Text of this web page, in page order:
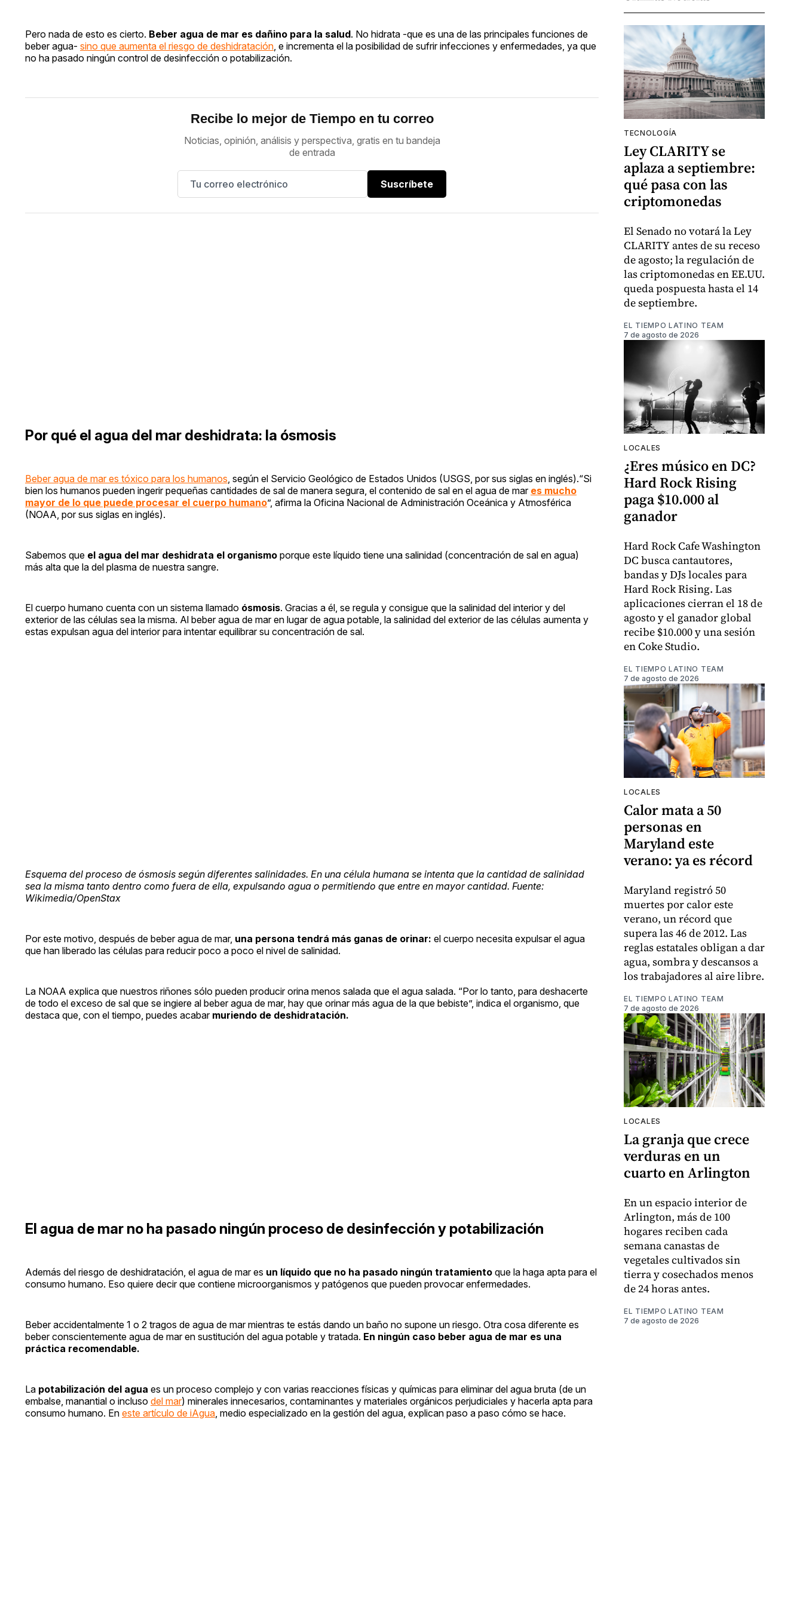
Pero nada de esto es cierto. Beber agua de mar es dañino para la salud. No hidrata -que es una de las principales funciones de
beber agua- sino que aumenta el riesgo de deshidratación , e incrementa el la posibilidad de sufrir infecciones y enfermedades, ya que
no ha pasado ningún control de desinfección o potabilización.
Recibe lo mejor de Tiempo en tu correo
Noticias, opinión, análisis y perspectiva, gratis en tu bandeja
de entrada
Suscríbete
Por qué el agua del mar deshidrata: la ósmosis
Beber agua de mar es tóxico para los humanos , según el Servicio Geológico de Estados Unidos (USGS, por sus siglas en inglés).“Si
bien los humanos pueden ingerir pequeñas cantidades de sal de manera segura, el contenido de sal en el agua de mar es mucho
mayor de lo que puede procesar el cuerpo humano”, afirma la Oficina Nacional de Administración Oceánica y Atmosférica
(NOAA, por sus siglas en inglés).
Sabemos que el agua del mar deshidrata el organismo porque este líquido tiene una salinidad (concentración de sal en agua)
más alta que la del plasma de nuestra sangre.
El cuerpo humano cuenta con un sistema llamado ósmosis. Gracias a él, se regula y consigue que la salinidad del interior y del
exterior de las células sea la misma. Al beber agua de mar en lugar de agua potable, la salinidad del exterior de las células aumenta y
estas expulsan agua del interior para intentar equilibrar su concentración de sal.
Esquema del proceso de ósmosis según diferentes salinidades. En una célula humana se intenta que la cantidad de salinidad
sea la misma tanto dentro como fuera de ella, expulsando agua o permitiendo que entre en mayor cantidad. Fuente:
Wikimedia/OpenStax
Por este motivo, después de beber agua de mar, una persona tendrá más ganas de orinar: el cuerpo necesita expulsar el agua
que han liberado las células para reducir poco a poco el nivel de salinidad.
La NOAA explica que nuestros riñones sólo pueden producir orina menos salada que el agua salada. “Por lo tanto, para deshacerte
de todo el exceso de sal que se ingiere al beber agua de mar, hay que orinar más agua de la que bebiste”, indica el organismo, que
destaca que, con el tiempo, puedes acabarmuriendo de deshidratación.
El agua de mar no ha pasado ningún proceso de desinfección y potabilización
Además del riesgo de deshidratación, el agua de mar es un líquido que no ha pasado ningún tratamiento que la haga apta para el
consumo humano. Eso quiere decir que contiene microorganismos y patógenos que pueden provocar enfermedades.
Beber accidentalmente 1 o 2 tragos de agua de mar mientras te estás dando un baño no supone un riesgo. Otra cosa diferente es
beber conscientemente agua de mar en sustitución del agua potable y tratada. En ningún caso beber agua de mar es una
práctica recomendable.
La potabilización del agua es un proceso complejo y con varias reacciones físicas y químicas para eliminar del agua bruta (de un
embalse, manantial o incluso del mar) minerales innecesarios, contaminantes y materiales orgánicos perjudiciales y hacerla apta para
consumo humano. En este artículo de iAgua , medio especializado en la gestión del agua, explican paso a paso cómo se hace.
TECNOLOGÍA
Ley CLARITY se
aplaza a septiembre:
qué pasa con las
criptomonedas
El Senado no votará la Ley
CLARITY antes de su receso
de agosto; la regulación de
las criptomonedas en EE.UU.
queda pospuesta hasta el 14
de septiembre.
EL TIEMPO LATINO TEAM
7 de agosto de 2026
LOCALES
¿Eres músico en DC?
Hard Rock Rising
paga $10.000 al
ganador
Hard Rock Cafe Washington
DC busca cantautores,
bandas y DJs locales para
Hard Rock Rising. Las
aplicaciones cierran el 18 de
agosto y el ganador global
recibe $10.000 y una sesión
en Coke Studio.
EL TIEMPO LATINO TEAM
7 de agosto de 2026
LOCALES
Calor mata a 50
personas en
Maryland este
verano: ya es récord
Maryland registró 50
muertes por calor este
verano, un récord que
supera las 46 de 2012. Las
reglas estatales obligan a dar
agua, sombra y descansos a
los trabajadores al aire libre.
EL TIEMPO LATINO TEAM
7 de agosto de 2026
LOCALES
La granja que crece
verduras en un
cuarto en Arlington
En un espacio interior de
Arlington, más de 100
hogares reciben cada
semana canastas de
vegetales cultivados sin
tierra y cosechados menos
de 24 horas antes.
EL TIEMPO LATINO TEAM
7 de agosto de 2026